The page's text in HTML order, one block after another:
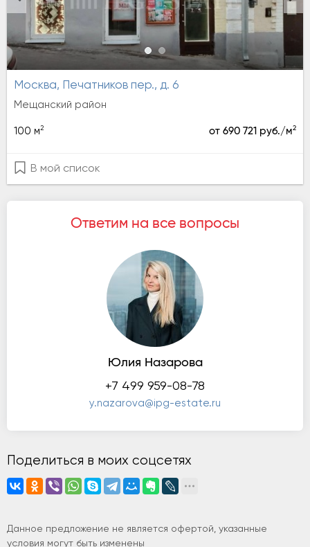
Москва, Печатников пер., д. 6
Мещанский район
100 м2 от 690 721 руб./м2
В мой список
Ответим на все вопросы
Юлия Назарова
+7 499 959-08-78
y.nazarova@ipg-estate.ru
Поделиться в моих соцсетях
Данное предложение не является офертой, указанные
условия могут быть изменены